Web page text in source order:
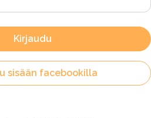
Kirjaudu
sisään facebookilla